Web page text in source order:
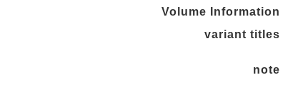
Volume Information
variant titles
note